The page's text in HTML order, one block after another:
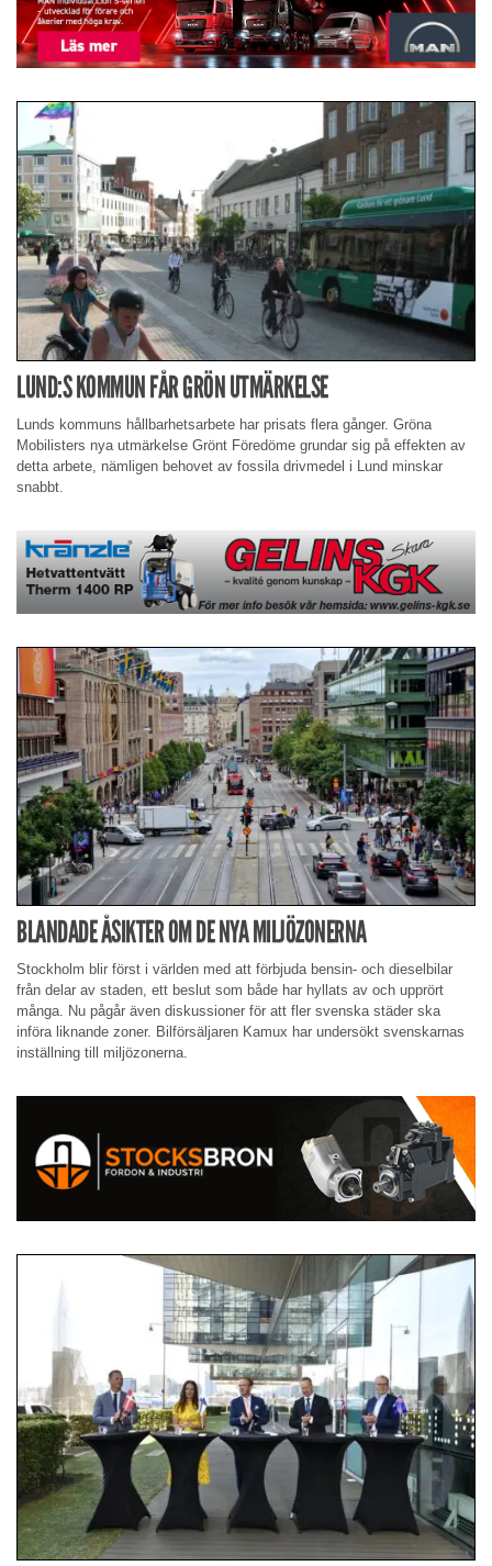
LUND:S KOMMUN FÅR GRÖN UTMÄRKELSE
Lunds kommuns hållbarhetsarbete har prisats flera gånger. Gröna
Mobilisters nya utmärkelse Grönt Föredöme grundar sig på effekten av
detta arbete, nämligen behovet av fossila drivmedel i Lund minskar
snabbt.
BLANDADE ÅSIKTER OM DE NYA MILJÖZONERNA
Stockholm blir först i världen med att förbjuda bensin- och dieselbilar
från delar av staden, ett beslut som både har hyllats av och upprört
många. Nu pågår även diskussioner för att fler svenska städer ska
införa liknande zoner. Bilförsäljaren Kamux har undersökt svenskarnas
inställning till miljözonerna.